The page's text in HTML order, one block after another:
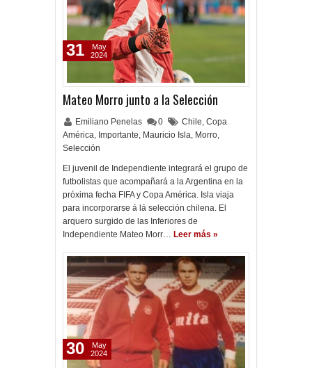
Mateo Morro junto a la Selección
Emiliano Penelas 0 Chile, Copa
América, Importante, Mauricio Isla, Morro,
Selección
El juvenil de Independiente integrará el grupo de
futbolistas que acompañará a la Argentina en la
próxima fecha FIFA y Copa América. Isla viaja
para incorporarse á lá selección chilena. El
arquero surgido de las Inferiores de
Independiente Mateo Morr… Leer más »
31
May
2024
30
May
2024